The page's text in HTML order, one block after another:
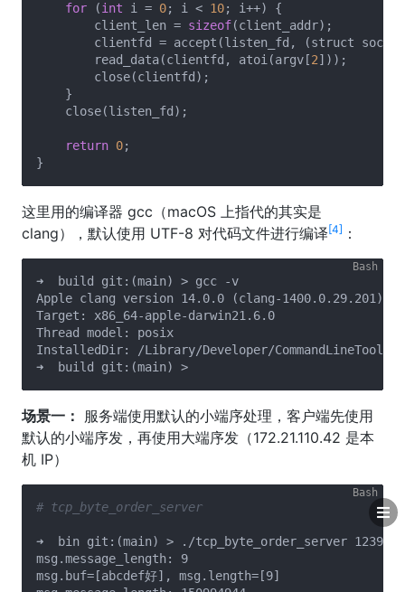
for (int i = 0; i < 10; i++) {
        client_len =
sizeof(client_addr);
clientfd = accept(listen_fd, (struct
        read_data(clientfd, atoi(argv[
2]));
        close(clientfd);
    }
    close(listen_fd);
return 0;
这里用的编译器 gcc（macOS 上指代的其实是
clang），默认使用 UTF-8 对代码文件进行编译[4] ：
➜  build git:(main) > gcc -v
Apple clang version 14.0.0 (clang-1400.0.29.201)
Target: x86_64-apple-darwin21.6.0
Thread model: posix
InstalledDir: /Library/Developer/CommandLineTools/
场景一： 服务端使用默认的小端序处理，客户端先使用
默认的小端序发，再使用大端序发（172.21.110.42 是本
机 IP）
# tcp_byte_order_server
➜  bin git:(main) > ./tcp_byte_order_server 12399 0
msg.message_length: 9
msg.buf=[abcdef好], msg.length=[9]